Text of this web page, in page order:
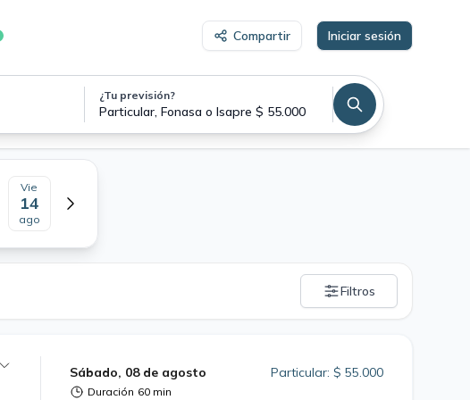
Compartir Iniciar sesión
¿Tu previsión?
Particular, Fonasa o Isapre $ 55.000
Vie
14
ago
Filtros
Sábado, 08 de agosto
Duración 60 min
Particular: $ 55.000